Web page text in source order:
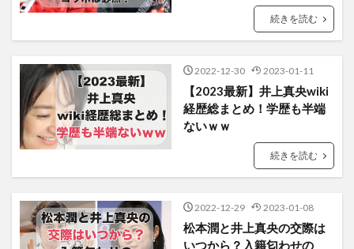
続きを読む
2022-12-30 2023-01-11
【2023最新】井上真央wiki
経歴総まとめ！学歴も半端
ないｗｗ
続きを読む
2022-12-29 2023-01-08
松本潤と井上真央の交際は
いつから？入籍匂わせの